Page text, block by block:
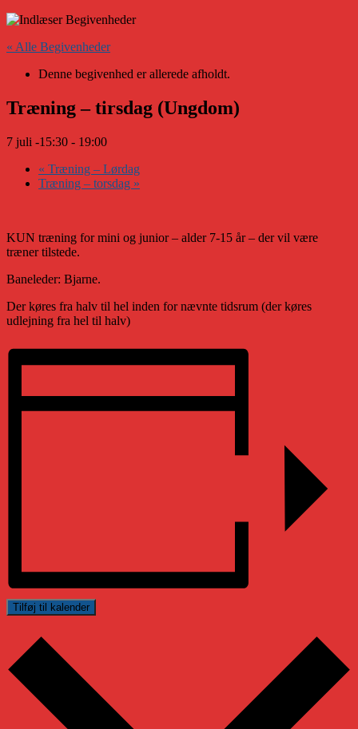
« Alle Begivenheder
Denne begivenhed er allerede afholdt.
Træning – tirsdag (Ungdom)
7 juli -15:30 - 19:00
« Træning – Lørdag
Træning – torsdag »
KUN træning for mini og junior – alder 7-15 år – der vil være
træner tilstede.
Baneleder: Bjarne.
Der køres fra halv til hel inden for nævnte tidsrum (der køres
udlejning fra hel til halv)
Tilføj til kalender